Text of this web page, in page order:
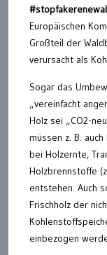
Europäischen
Großteil der
verursacht als
Sogar das
„vereinfacht
Holz sei „CO2-
müssen z. B.
bei Holzernte,
Holzbrennstoffe
entstehen. Auch
Frischholz der
einbezogen